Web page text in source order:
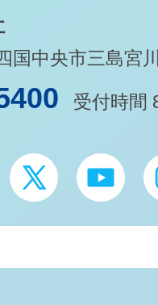
国中央市三島宮
受付時間